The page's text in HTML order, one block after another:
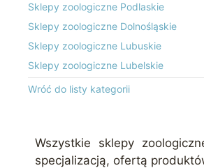
Sklepy zoologiczne Podlaskie
Sklepy zoologiczne Dolnośląskie
Sklepy zoologiczne Lubuskie
Sklepy zoologiczne Lubelskie
Wróć do listy kategorii
Wszystkie sklepy
specjalizacją, ofertą